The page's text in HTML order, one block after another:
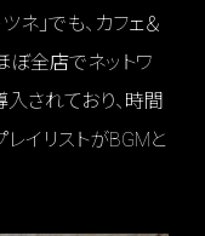
ネ」でも、カフェ＆
ぼ全店でネットワ
入されており、時間
イリストがBGMと